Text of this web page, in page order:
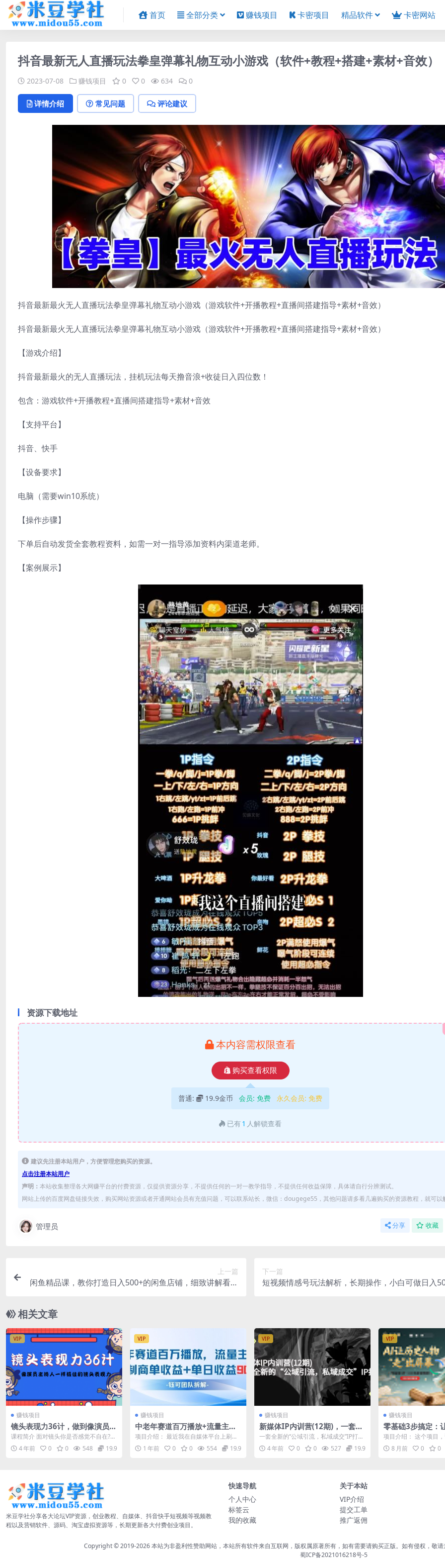
首页 全部分类 赚钱项目 卡密项目 精品软件 卡密网站
抖音最新无人直播玩法拳皇弹幕礼物互动小游戏（软件+教程+搭建+素材+音效）
2023-07-08 赚钱项目 0 0 634 0
详情介绍 常见问题 评论建议
抖音最新最火无人直播玩法拳皇弹幕礼物互动小游戏（游戏软件+开播教程+直播间搭建指导+素材+音效）
抖音最新最火无人直播玩法拳皇弹幕礼物互动小游戏（游戏软件+开播教程+直播间搭建指导+素材+音效）
【游戏介绍】
抖音最新最火的无人直播玩法，挂机玩法每天撸音浪+收徒日入四位数！
包含：游戏软件+开播教程+直播间搭建指导+素材+音效
【支持平台】
抖音、快手
【设备要求】
电脑（需要win10系统）
【操作步骤】
下单后自动发货全套教程资料，如需一对一指导添加资料内渠道老师。
【案例展示】
资源下载地址
本内容需权限查看
购买查看权限
普通: 19.9金币 会员: 免费 永久会员: 免费
已有 1 人解锁查看
建议先注册本站用户，方便管理您购买的资源。
点击注册本站用户
声明： 本站收集整理各大网赚平台的付费资源，仅提供资源分享，不提供任何的一对一教学指导，不提供任何收益保障，具体请自行分辨测试。
网站上传的百度网盘链接失效，购买网站资源或者开通网站会员有充值问题，可以联系站长，微信：dougege55，其他问题请多看几遍购买的资源教程，就可以
管理员 分享 收藏
上一篇
闲鱼精品课，教你打造日入500+的闲鱼店铺，细致讲解看完
下一篇
短视频情感号玩法解析，长期操作，小白可做日入
相关文章
VIP
赚钱项目
镜头表现力36计，做到像演员主
持人这些职业的人一样，拥有极
佳的镜头表现力
课程简介 面对镜头你是否感觉不自在?
那是因为你表现力不行 这门课就是针对
所有想...
4 年前 0 0 548 19.9
VIP
赚钱项目
中老年赛道百万播放+流量主收
益+定制收益，单日收益900+
项目介绍： 最近我在自媒体平台上刷到
很多这种视频，并且转发率高评论率也
高!工资涨...
1 年前 0 0 554 19.9
VIP
赚钱项目
新媒体IP内训营(12期)，一套全
新的“公域引流，私域成交”IP打
法，直接带走
一套全新的“公域引流，私域成交”IP打
法，直接带走，3大导师联手教学，带你
实操，...
4 年前 0 0 527 19.9
VIP
赚钱项目
零基础3步搞定：
“走”出屏幕的AI
做出爆款(历史科
项目介绍： 这个项目
个人，用AI工具，批
史短视...
8 月前 0 0
米豆学社分享各大论坛VIP资源，创业教程、自媒体、抖音快手短视频等视频教
程以及营销软件、源码、淘宝虚拟资源等，长期更新各大付费创业项目。
快速导航
个人中心
标签云
我的收藏
关于本站
VIP介绍
提交工单
推广返佣
Copyright © 2019-2026本站为非盈利性赞助网站，本站所有软件来自互联网，版权属原著所有，如有需要请购买正版。如有侵权，敬
蜀ICP备2021016218号-5